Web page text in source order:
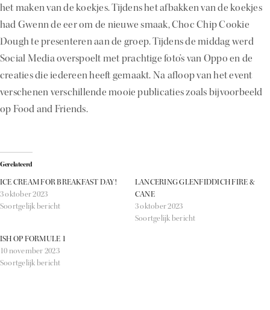
het maken van de koekjes. Tijdens het afbakken van de koekjes
had Gwenn de eer om de nieuwe smaak, Choc Chip Cookie
Dough te presenteren aan de groep. Tijdens de middag werd
Social Media overspoelt met prachtige foto’s van Oppo en de
creaties die iedereen heeft gemaakt. Na afloop van het event
verschenen verschillende mooie publicaties zoals bijvoorbeeld
op Food and Friends.
Gerelateerd
ICE CREAM FOR BREAKFAST DAY!
3 oktober 2023
Soortgelijk bericht
LANCERING GLENFIDDICH FIRE &
CANE
3 oktober 2023
Soortgelijk bericht
ISH OP FORMULE 1
10 november 2023
Soortgelijk bericht